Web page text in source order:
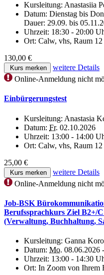
Kursleitung: Anastasiia
Datum: Dienstag bis
Dauer: 29.09. bis
Uhrzeit: 18:30 - 20:00
Ort: Calw, vhs, Raum 12
130,00 €
Kurs merken
weitere Details
Online-Anmeldung nicht
Einbürgerungstest
Kursleitung: Anastasia
Datum: Fr. 02.10.2026
Uhrzeit: 13:00 - 14:00
Ort: Calw, vhs, Raum 12
25,00 €
Kurs merken
weitere Details
Online-Anmeldung nicht
Job-BSK
Berufssprachkurs Ziel B2+/
(Verwaltung, Buchhaltung,
Kursleitung: Ganna
Datum: Mo. 08.06.2026 -
Uhrzeit: 13:00 - 14:30
Ort: In Zoom von Ihrem